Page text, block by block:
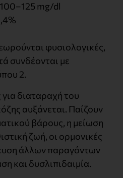
mg/dl
φυσιολογικές,
συνδέονται με
2.
διαταραχή του
αυξάνεται. Παίζουν
βάρους, η μείωση
ζωή, οι ορμονικές
άλλων παραγόντων
και δυσλιπιδαιμία.